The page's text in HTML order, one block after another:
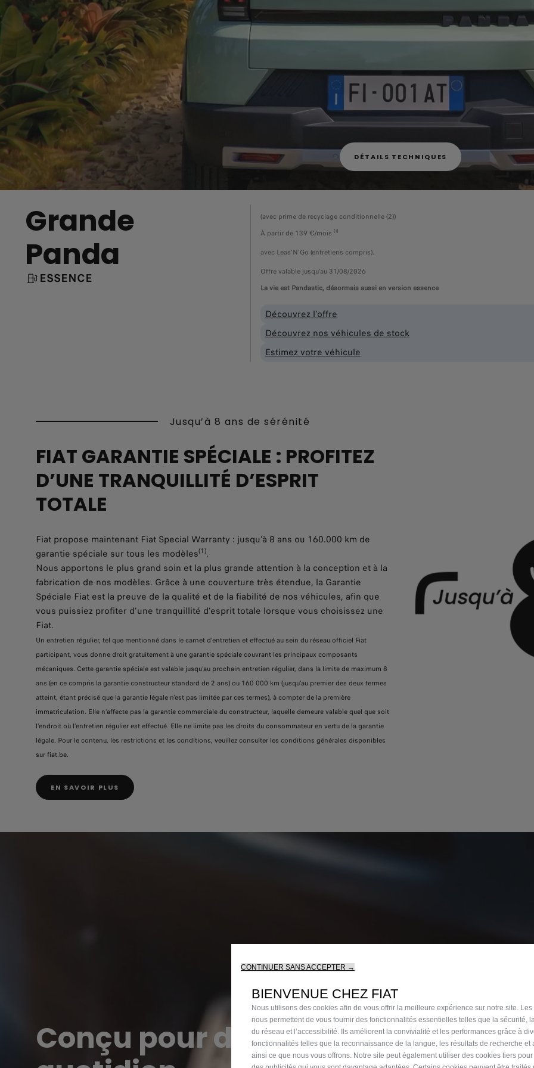
DÉTAILS TECHNIQUES
Grande
Panda
ESSENCE
(avec prime de recyclage conditionnelle (2))
​À partir de 139 €/mois (i)
avec Leas'N'Go (entretiens compris).
Offre valable jusqu'au 31/08/2026
La vie est Pandastic, désormais aussi en version essence
Découvrez l'offre
Découvrez nos véhicules de stock
Estimez votre véhicule
Jusqu’à 8 ans de sérénité
FIAT GARANTIE SPÉCIALE : PROFITEZ
D’UNE TRANQUILLITÉ D’ESPRIT
TOTALE
Fiat propose maintenant Fiat Special Warranty : jusqu'à 8 ans ou 160.000 km de
garantie spéciale sur tous les modèles(1).
Nous apportons le plus grand soin et la plus grande attention à la conception et à la
fabrication de nos modèles. Grâce à une couverture très étendue, la Garantie
Spéciale Fiat est la preuve de la qualité et de la fiabilité de nos véhicules, afin que
vous puissiez profiter d’une tranquillité d’esprit totale lorsque vous choisissez une
Fiat.
Un entretien régulier, tel que mentionné dans le carnet d’entretien et effectué au sein du réseau officiel Fiat
participant, vous donne droit gratuitement à une garantie spéciale couvrant les principaux composants
mécaniques. Cette garantie spéciale est valable jusqu’au prochain entretien régulier, dans la limite de maximum 8
ans (en ce compris la garantie constructeur standard de 2 ans) ou 160 000 km (jusqu’au premier des deux termes
atteint, étant précisé que la garantie légale n'est pas limitée par ces termes), à compter de la première
immatriculation. Elle n’affecte pas la garantie commerciale du constructeur, laquelle demeure valable quel que soit
l’endroit où l’entretien régulier est effectué. Elle ne limite pas les droits du consommateur en vertu de la garantie
légale. Pour le contenu, les restrictions et les conditions, veuillez consulter les conditions générales disponibles
sur fiat.be.
EN SAVOIR PLUS
Conçu pour des performances au
CONTINUER SANS ACCEPTER →
BIENVENUE CHEZ FIAT
Nous utilisons des cookies afin de vous offrir la meilleure expérience sur notre site.
nous permettent de vous fournir des fonctionnalités essentielles telles que la sécurité,
du réseau et l’accessibilité. Ils améliorent la convivialité et les performances grâce à
fonctionnalités telles que la reconnaissance de la langue, les résultats de recherche et
ainsi ce que nous vous offrons. Notre site peut également utiliser des cookies tiers